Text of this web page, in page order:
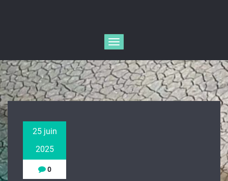
Afficher/masquer
la
navigation
25 juin
2025
0